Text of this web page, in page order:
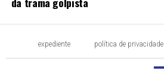
expediente política de privacidade